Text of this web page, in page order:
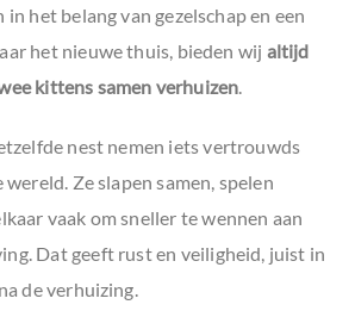
het belang van gezelschap en een
het nieuwe thuis, bieden wij altijd
kittens samen verhuizen.
nest nemen iets vertrouwds
Ze slapen samen, spelen
vaak om sneller te wennen aan
Dat geeft rust en veiligheid, juist in
de verhuizing.